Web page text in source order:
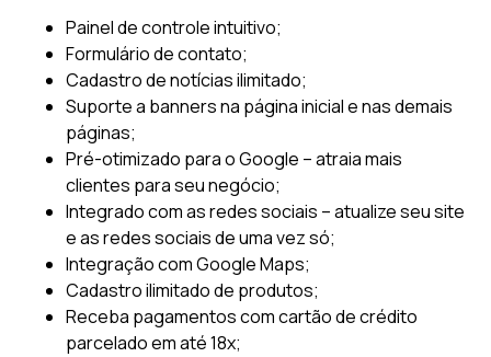
Painel de controle intuitivo;
Formulário de contato;
Cadastro de notícias ilimitado;
Suporte a banners na página inicial e nas demais
páginas;
Pré-otimizado para o Google – atraia mais
clientes para seu negócio;
Integrado com as redes sociais – atualize seu site
e as redes sociais de uma vez só;
Integração com Google Maps;
Cadastro ilimitado de produtos;
Receba pagamentos com cartão de crédito
parcelado em até 18x;